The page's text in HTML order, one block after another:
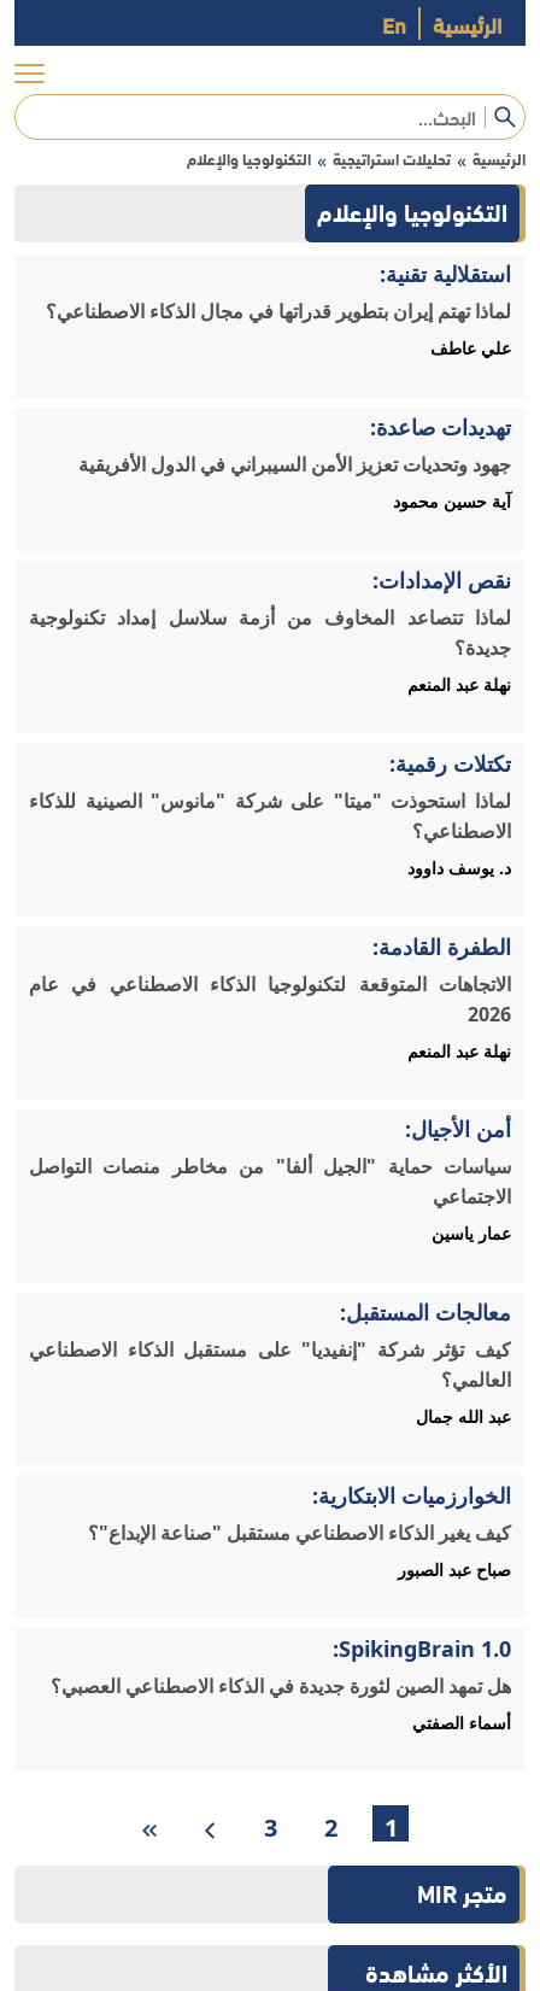
الرئيسية En
الرئيسية » تحليلات استراتيجية » التكنولوجيا والإعلام
التكنولوجيا والإعلام
استقلالية تقنية:
لماذا تهتم إيران بتطوير قدراتها في مجال الذكاء الاصطناعي؟
علي عاطف
تهديدات صاعدة:
جهود وتحديات تعزيز الأمن السيبراني في الدول الأفريقية
آية حسين محمود
نقص الإمدادات:
لماذا تتصاعد المخاوف من أزمة سلاسل إمداد تكنولوجية
جديدة؟
نهلة عبد المنعم
تكتلات رقمية:
لماذا استحوذت "ميتا" على شركة "مانوس" الصينية للذكاء
الاصطناعي؟
د. يوسف داوود
الطفرة القادمة:
الاتجاهات المتوقعة لتكنولوجيا الذكاء الاصطناعي في عام
2026
نهلة عبد المنعم
أمن الأجيال:
سياسات حماية "الجيل ألفا" من مخاطر منصات التواصل
الاجتماعي
عمار ياسين
معالجات المستقبل:
كيف تؤثر شركة "إنفيديا" على مستقبل الذكاء الاصطناعي
العالمي؟
عبد الله جمال
الخوارزميات الابتكارية:
كيف يغير الذكاء الاصطناعي مستقبل "صناعة الإبداع"؟
صباح عبد الصبور
SpikingBrain 1.0:
هل تمهد الصين لثورة جديدة في الذكاء الاصطناعي العصبي؟
أسماء الصفتي
1
2
3
متجر MIR
الأكثر مشاهدة